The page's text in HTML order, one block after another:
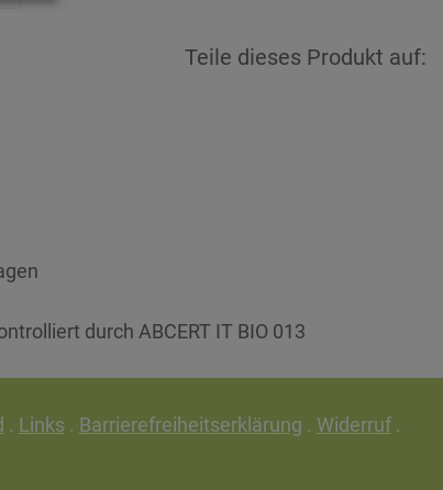
Teile dieses Produkt auf:
durch ABCERT IT BIO 013
. Links. Barrierefreiheitserklärung . Widerruf.